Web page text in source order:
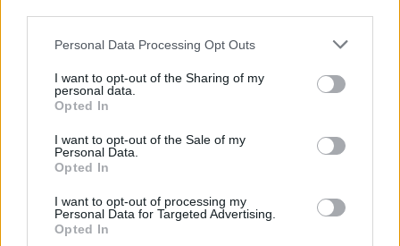
Personal Data Processing Opt Outs
I want to opt-out of the Sharing of my
personal data.
Opted In
I want to opt-out of the Sale of my
Personal Data.
Opted In
I want to opt-out of processing my
Personal Data for Targeted Advertising.
Opted In
by nie wystarczać sobie samemu, to również nasze
oznaką porażki, lecz prawdy.
Ta prawda, pozornie tak prosta, jest trudna do przyjęcia.
samowystarczalność, wydajność, osiągnięcia. Jednak
Ewangelia pokazuje nam, że miarą naszego
zdolność, by pozwolić się miłować, a kiedy trzeba, także
dać sobie pomóc.